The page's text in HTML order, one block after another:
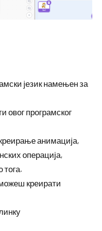
језик намењен за
овог програмског
анимација,
операција,
тога.
креирати